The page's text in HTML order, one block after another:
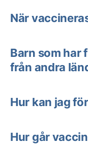
När
Barn som har
från andra
Hur kan jag
Hur går